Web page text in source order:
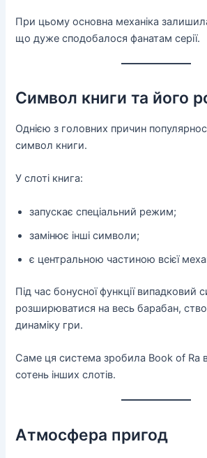
При цьому основна механіка
що дуже сподобалося фанатам серії.
Символ книги та його
Однією з головних причин
символ книги.
У слоті книга:
запускає спеціальний режим;
замінює інші символи;
є центральною частиною всієї
Під час бонусної функції
розширюватися на весь барабан,
динаміку гри.
Саме ця система зробила Book of Ra
сотень інших слотів.
Атмосфера пригод